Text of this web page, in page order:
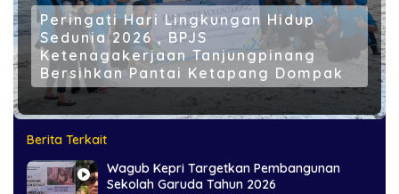
Peringati Hari Lingkungan Hidup
Sedunia 2026 , BPJS
Ketenagakerjaan Tanjungpinang
Bersihkan Pantai Ketapang Dompak
Berita Terkait
Wagub Kepri Targetkan Pembangunan
Sekolah Garuda Tahun 2026